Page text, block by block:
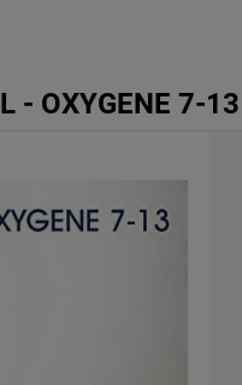
- OXYGENE 7-13